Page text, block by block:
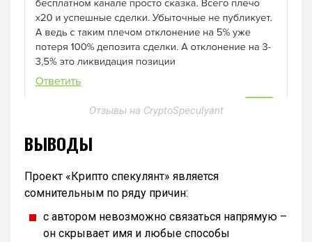
Отзывы на CryptoSpeculyant
ВЫВОДЫ
Проект «Крипто спекулянт» является
сомнительным по ряду причин:
с автором невозможно связаться напрямую –
он скрывает имя и любые способы